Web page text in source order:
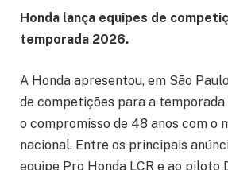
Honda lança equipes de
temporada 2026.
A Honda apresentou, em São
de competições para a
o compromisso de 48 anos com o
nacional. Entre os principais
equipe Pro Honda LCR e ao piloto